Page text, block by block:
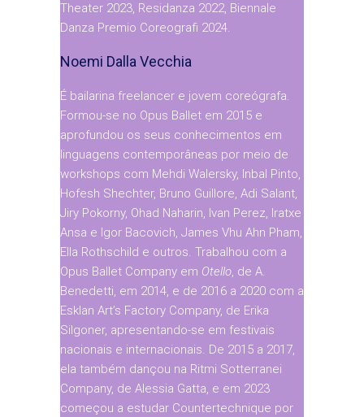
Theater 2023, Residanza 2022, Biennale
Danza Premio Coreografi 2024.
Noemi Dalla Vecchia
É bailarina freelancer e jovem coreógrafa.
Formou-se no Opus Ballet em 2015 e
aprofundou os seus conhecimentos em
linguagens contemporâneas por meio de
workshops com Mehdi Walersky, Inbal Pinto,
Hofesh Shechter, Bruno Guillore, Adi Salant,
Jiry Pokorny, Ohad Naharin, Ivan Perez, Iratxe
Ansa e Igor Bacovich, James Vhu Ahn Pham,
Ella Rothschild e outros. Trabalhou com a
Opus Ballet Company em Otello, de A.
Benedetti, em 2014, e de 2016 a 2020 com a
Esklan Art’s Factory Company, de Erika
Silgoner, apresentando-se em festivais
nacionais e internacionais. De 2015 a 2017,
ela também dançou na Ritmi Sotterranei
Company, de Alessia Gatta, e em 2023
começou a estudar Countertechnique por